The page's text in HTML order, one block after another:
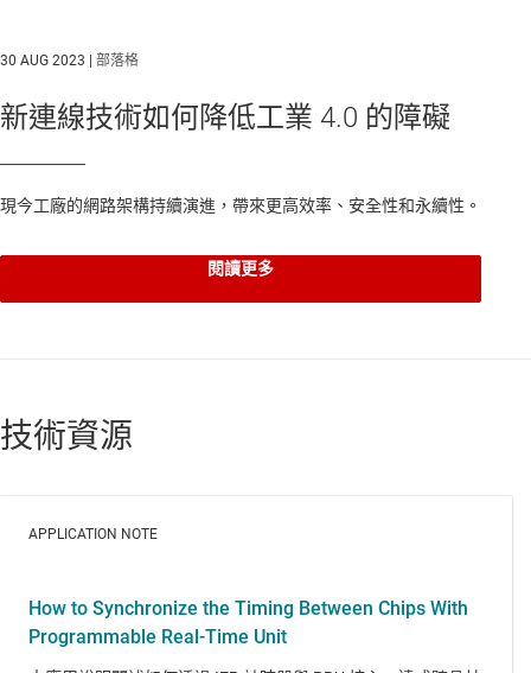
30 AUG 2023 | 部落格
新連線技術如何降低工業 4.0 的障礙
現今工廠的網路架構持續演進，帶來更高效率、安全性和永續性。
閱讀更多
技術資源
APPLICATION NOTE
How to Synchronize the Timing Between Chips With
Programmable Real-Time Unit